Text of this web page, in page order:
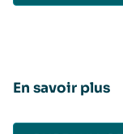
En savoir plus